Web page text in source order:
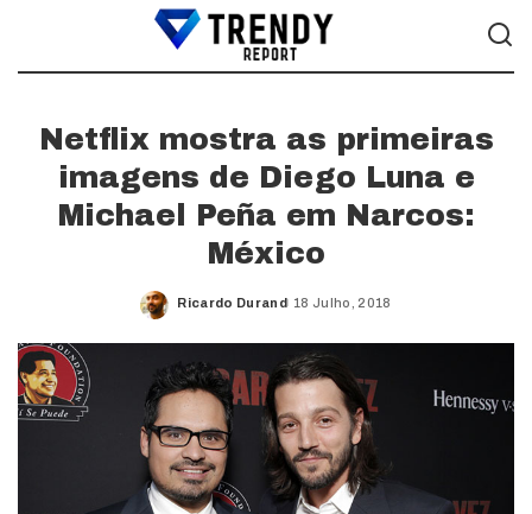
Netflix mostra as primeiras
imagens de Diego Luna e
Michael Peña em Narcos:
México
Posted
Ricardo Durand 18 Julho, 2018